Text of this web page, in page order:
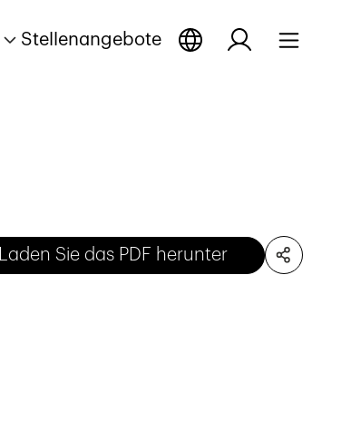
Stellenangebote
Laden Sie das PDF herunter